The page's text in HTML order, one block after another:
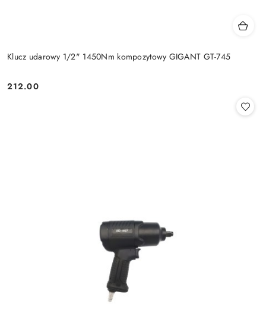
Klucz udarowy 1/2" 1450Nm kompozytowy GIGANT GT-745
Cena:
212.00